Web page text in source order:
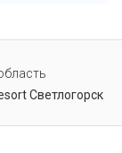
Светлогорск